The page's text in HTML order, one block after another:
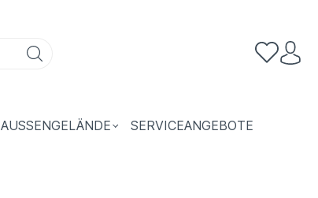
AUSSENGELÄNDE SERVICEANGEBOTE